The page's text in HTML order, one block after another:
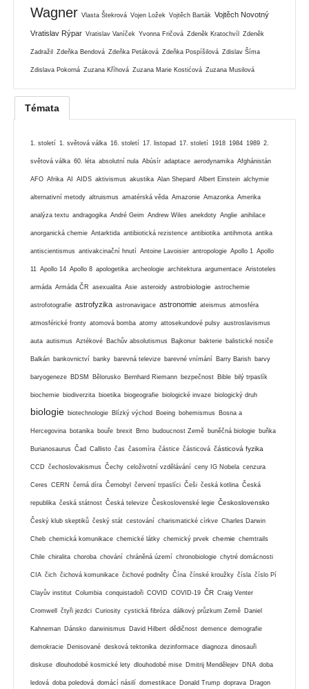
Wagner Vlasta Štekrová Vojen Ložek Vojtěch Barták Vojtěch Novotný
Vratislav Rýpar Vratislav Vaníček Yvonna Fričová Zdeněk Kratochvíl Zdeněk
Zadražil Zdeňka Bendová Zdeňka Petáková Zdeňka Pospíšilová Zdislav Šíma
Zdislava Pokorná Zuzana Kříhová Zuzana Marie Kostićová Zuzana Musilová
Témata
1. století 1. světová válka 16. století 17. listopad 17. století 1918 1984 1989 2.
světová válka 60. léta absolutní nula Abúsír adaptace aerodynamika Afghánistán
AFO Afrika AI AIDS aktivismus akustika Alan Shepard Albert Einstein alchymie
alternativní metody altruismus amatérská věda Amazonie Amazonka Amerika
analýza textu andragogika André Geim Andrew Wiles anekdoty Anglie anihilace
anorganická chemie Antarktida antibiotická rezistence antibiotika antihmota antika
antiscientismus antivakcinační hnutí Antoine Lavoisier antropologie Apollo 1 Apollo
11 Apollo 14 Apollo 8 apologetika archeologie architektura argumentace Aristoteles
armáda Armáda ČR asexualita Asie asteroidy astrobiologie astrochemie
astrofotografie astrofyzika astronavigace astronomie ateismus atmosféra
atmosférické fronty atomová bomba atomy attosekundové pulsy austroslavismus
auta autismus Aztékové Bachův absolutismus Bajkonur bakterie balistické nosiče
Balkán bankovnictví banky barevná televize barevné vnímání Barry Barish barvy
baryogeneze BDSM Bělorusko Bernhard Riemann bezpečnost Bible bilý trpaslík
biochemie biodiverzita bioetika biogeografie biologické invaze biologický druh
biologie biotechnologie Blízký východ Boeing bohemismus Bosna a
Hercegovina botanika bouře brexit Brno budoucnost Země buněčná biologie buňka
Burianosaurus Čad Callisto čas časomíra částice částicová částicová fyzika
CCD čechoslovakismus Čechy celoživotní vzdělávání ceny IG Nobela cenzura
Ceres CERN černá díra Černobyl červení trpaslíci Češi česká kotlina Česká
republika česká státnost Česká televize Československé legie Československo
Český klub skeptiků český stát cestování charismatické církve Charles Darwin
Cheb chemická komunikace chemické látky chemický prvek chemie chemtrails
Chile chiralita choroba chování chráněná území chronobiologie chytré domácnosti
CIA čich čichová komunikace čichové podněty Čína čínské kroužky čísla číslo Pí
Clayův institut Columbia conquistadoři COVID COVID-19 ČR Craig Venter
Cromwell čtyři jezdci Curiosity cystická fibróza dálkový průzkum Země Daniel
Kahneman Dánsko darwinismus David Hilbert dědičnost demence demografie
demokracie Denisované desková tektonika dezinformace diagnoza dinosauři
diskuse dlouhodobé kosmické lety dlouhodobé mise Dmitrij Mendělejev DNA doba
ledová doba poledová domácí násilí domestikace Donald Trump doprava Dragon